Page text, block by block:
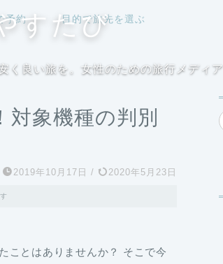
予約 目的で旅先を選ぶ
すたび
く良い旅を。女性のための旅行メディア
象機種の判別
2019年10月17日 / 2020年5月23日
ことはありませんか？ そこで今